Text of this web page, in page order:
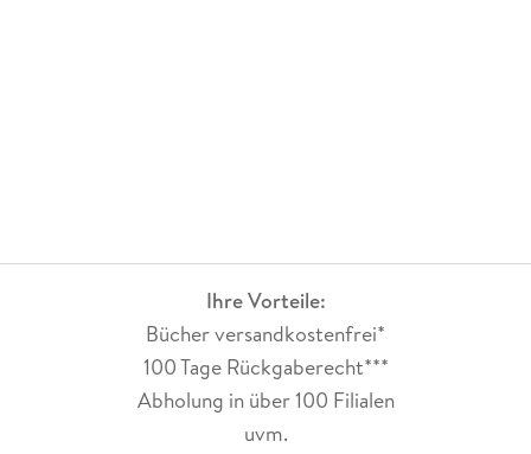
Ihre Vorteile:
Bücher versandkostenfrei*
100 Tage Rückgaberecht***
Abholung in über 100 Filialen
uvm.